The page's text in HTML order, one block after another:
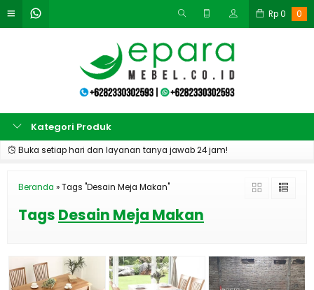
Rp0 0
Kategori Produk
Buka setiap hari dan layanan tanya jawab 24 jam!
Beranda »Tags "Desain Meja Makan"
Tags Desain Meja Makan